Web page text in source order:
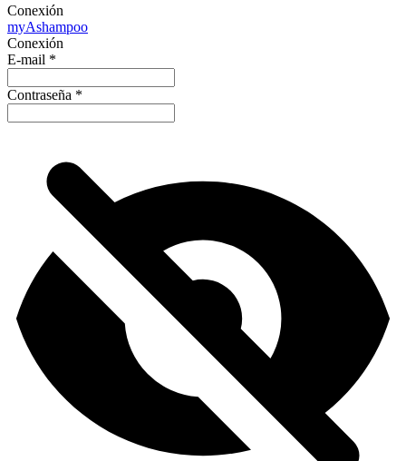
Conexión
myAshampoo
Conexión
E-mail *
Contraseña *